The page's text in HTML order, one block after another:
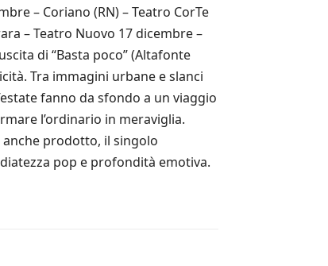
– Coriano (RN) – Teatro CorTe
– Teatro Nuovo 17 dicembre –
di “Basta poco” (Altafonte
Tra immagini urbane e slanci
fanno da sfondo a un viaggio
l’ordinario in meraviglia.
anche prodotto, il singolo
pop e profondità emotiva.